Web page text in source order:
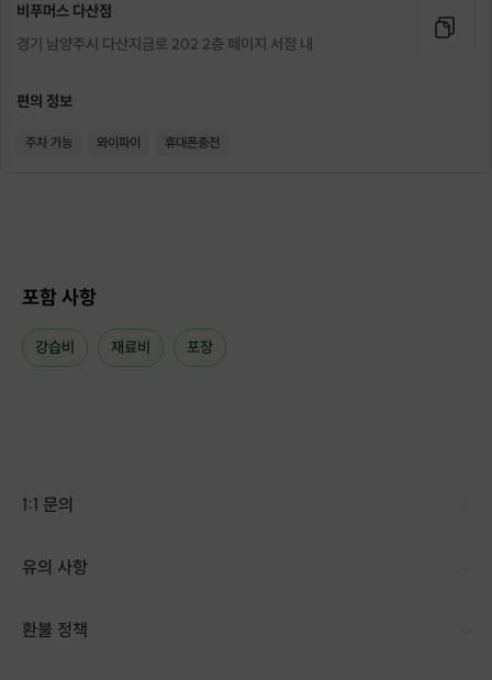
비푸머스 다산점
경기 남양주시 다산지금로 202 2층 페이지 서점 내
편의 정보
주차 가능 와이파이 휴대폰충전
포함 사항
강습비 재료비 포장
1:1 문의
유의 사항
환불 정책